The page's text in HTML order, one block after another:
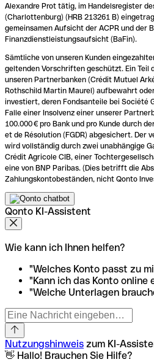
Alexandre Prot tätig, im Handelsregister
(Charlottenburg) (HRB 213261 B)
gemeinsamen Aufsicht der ACPR und der
Finanzdienstleistungsaufsicht (BaFin).
Sämtliche von unseren Kunden
geltenden Vorschriften geschützt. Ein Teil
unseren Partnerbanken (Crédit Mutuel
Rothschild Martin Maurel) aufbewahrt
investiert, deren Fondsanteile bei Société
Falle einer Insolvenz einer unserer
100.000 € pro Bank und pro Kunde durch
et de Résolution (FGDR) abgesichert. Der
wird vollständig durch zwei unabhängige
Crédit Agricole CIB, einer
eine von BNP Paribas. (Dies betrifft die
Zahlungskontobeständen, nicht Qonto
Qonto KI-Assistent
Wie kann ich Ihnen helfen?
"Welches Konto passt zu
"Kann ich das Konto online
"Welche Unterlagen
Nutzungshinweis zum KI-
👋 Hallo! Brauchen Sie Hilfe?